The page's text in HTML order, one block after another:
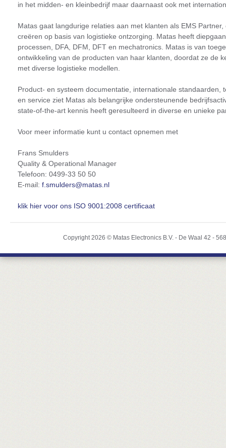
in het midden- en kleinbedrijf maar daarnaast ook met
Matas gaat langdurige relaties aan met klanten als EMS
creëren op basis van logistieke ontzorging. Matas heeft
processen, DFA, DFM, DFT en mechatronics. Matas is van
ontwikkeling van de producten van haar klanten, doordat ze de
met diverse logistieke modellen.
Product- en systeem documentatie, internationale standaarden,
en service ziet Matas als belangrijke ondersteunende
state-of-the-art kennis heeft geresulteerd in diverse en unieke
Voor meer informatie kunt u contact opnemen met
Frans Smulders
Quality & Operational Manager
Telefoon: 0499-33 50 50
E-mail: f.smulders@matas.nl
klik hier voor ons ISO 9001:2008 certificaat
Copyright 2026 © Matas Electronics B.V. - De Waal 42 -